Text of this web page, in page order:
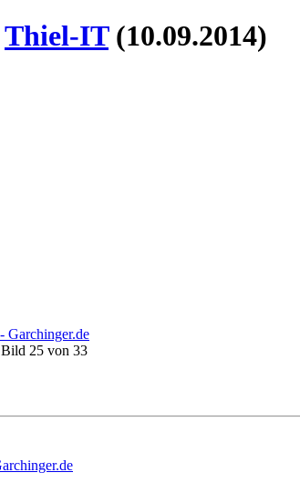
Thiel-IT(10.09.2014)
Bild 25 von 33